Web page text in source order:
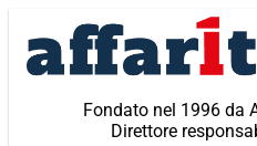
contenuto
Fondato nel 1996 da
Direttore